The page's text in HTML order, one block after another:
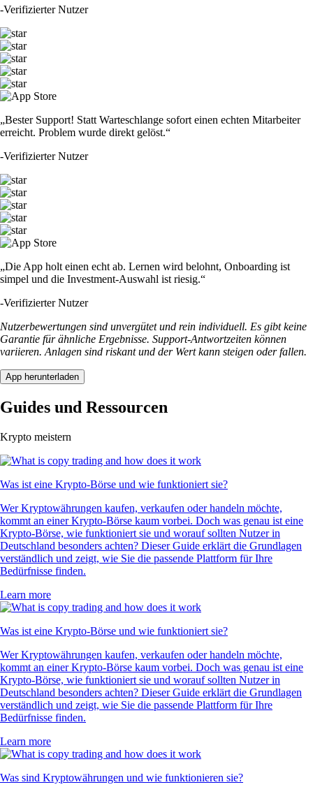
-Verifizierter Nutzer
„Bester Support! Statt Warteschlange sofort einen echten Mitarbeiter
erreicht. Problem wurde direkt gelöst.“
-Verifizierter Nutzer
„Die App holt einen echt ab. Lernen wird belohnt, Onboarding ist
simpel und die Investment-Auswahl ist riesig.“
-Verifizierter Nutzer
Nutzerbewertungen sind unvergütet und rein individuell. Es gibt keine
Garantie für ähnliche Ergebnisse. Support-Antwortzeiten können
variieren. Anlagen sind riskant und der Wert kann steigen oder fallen.
App herunterladen
Guides und Ressourcen
Krypto meistern
Was ist eine Krypto-Börse und wie funktioniert sie?
Wer Kryptowährungen kaufen, verkaufen oder handeln möchte,
kommt an einer Krypto-Börse kaum vorbei. Doch was genau ist eine
Krypto-Börse, wie funktioniert sie und worauf sollten Nutzer in
Deutschland besonders achten? Dieser Guide erklärt die Grundlagen
verständlich und zeigt, wie Sie die passende Plattform für Ihre
Bedürfnisse finden.
Learn more
Was ist eine Krypto-Börse und wie funktioniert sie?
Wer Kryptowährungen kaufen, verkaufen oder handeln möchte,
kommt an einer Krypto-Börse kaum vorbei. Doch was genau ist eine
Krypto-Börse, wie funktioniert sie und worauf sollten Nutzer in
Deutschland besonders achten? Dieser Guide erklärt die Grundlagen
verständlich und zeigt, wie Sie die passende Plattform für Ihre
Bedürfnisse finden.
Learn more
Was sind Kryptowährungen und wie funktionieren sie?